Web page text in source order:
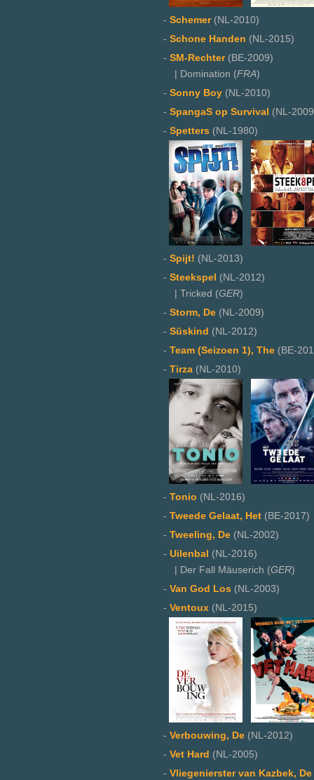
- Schemer(NL-2010)
- Schone Handen (NL-2015)
- SM-Rechter(BE-2009)
| Domination (FRA)
- Sonny Boy (NL-2010)
- SpangaS op Survival (NL-
- Spetters (NL-1980)
- Spijt! (NL-2013)
- Steekspel (NL-2012)
| Tricked (GER)
- Storm, De (NL-2009)
- Süskind (NL-2012)
- Team (Seizoen 1), The (BE-
- Tirza (NL-2010)
- Tonio (NL-2016)
- Tweede Gelaat, Het (BE-2017)
- Tweeling, De (NL-2002)
- Uilenbal (NL-2016)
| Der Fall Mäuserich (GER)
- Van God Los (NL-2003)
- Ventoux (NL-2015)
- Verbouwing, De (NL-2012)
- Vet Hard (NL-2005)
- Vliegenierster van Kazbek, De